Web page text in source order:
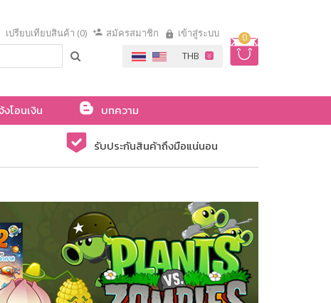
0
เปรียบเทียบสินค้า (0) สมัครสมาชิก เข้าสู่ระบบ
งโอนเงิน
บทความ
รับประกันสินค้าถึงมือแน่นอน